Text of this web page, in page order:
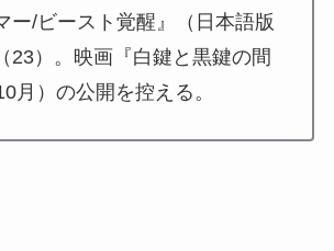
ー/ビースト覚醒』（日本語版
23）。映画『白鍵と黒鍵の間
月）の公開を控える。